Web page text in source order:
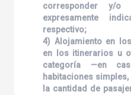
corresponder y/
expresamente
respectivo;
4) Alojamiento en
en los itinerarios u
categoría —en
habitaciones
la cantidad de